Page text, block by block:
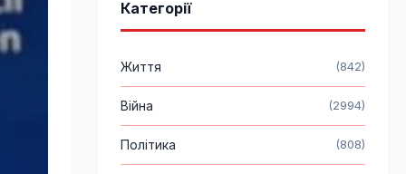
Категорії
Життя (842)
Війна (2994)
Політика (808)